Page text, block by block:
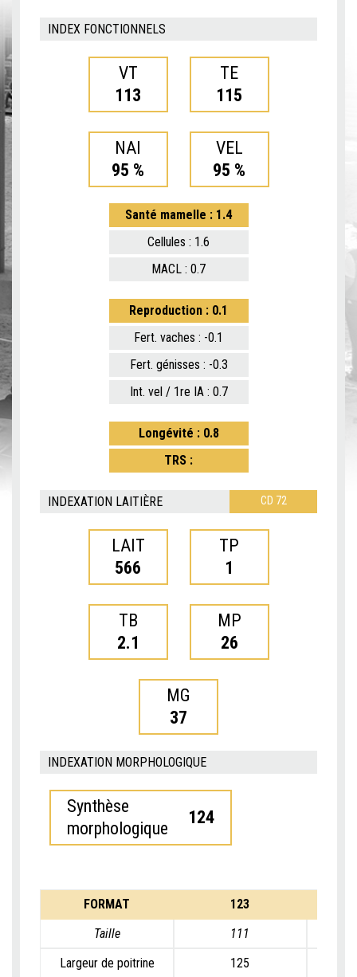
INDEX FONCTIONNELS
VT
113
TE
115
NAI
95 %
VEL
95 %
Santé mamelle : 1.4
Cellules : 1.6
MACL : 0.7
Reproduction : 0.1
Fert. vaches : -0.1
Fert. génisses : -0.3
Int. vel / 1re IA : 0.7
Longévité : 0.8
TRS :
INDEXATION LAITIÈRE CD 72
LAIT
566
TP
1
TB
2.1
MP
26
MG
37
INDEXATION MORPHOLOGIQUE
Synthèse
morphologique
124
FORMAT
123
Taille
111
Largeur de poitrine
125